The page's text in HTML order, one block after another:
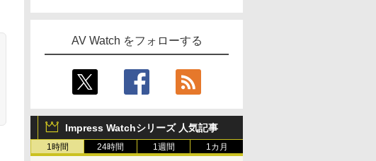
AV Watch をフォローする
Impress Watchシリーズ 人気記事
1時間 24時間 1週間 1カ月